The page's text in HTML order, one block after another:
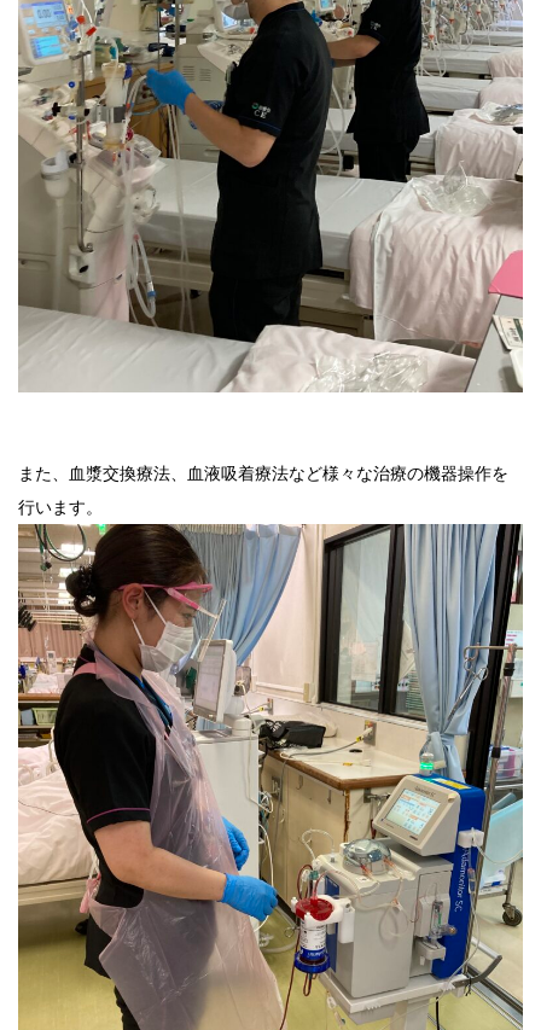
また、血漿交換療法、血液吸着療法など様々な治療の機器操作を
行います。